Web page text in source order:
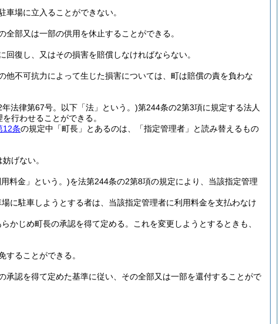
場に立入ることができない。
部又は一部の供用を休止することができる。
復し、又はその損害を賠償しなければならない。
不可抗力によって生じた損害については、町は賠償の責を負わな
法律第67号。以下「法」という。)第244条の2第3項に規定する法人
行わせることができる。
12条の規定中「町長」とあるのは、「指定管理者」と読み替えるもの
げない。
料金」という。)を法第244条の2第8項の規定により、当該指定管理
に駐車しようとする者は、当該指定管理者に利用料金を支払わなけ
かじめ町長の承認を得て定める。
これを変更しようとするときも、
ることができる。
承認を得て定めた基準に従い、その全部又は一部を還付することがで